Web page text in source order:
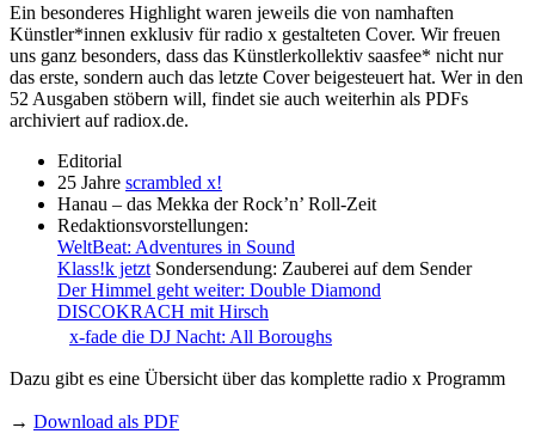
Ein besonderes Highlight waren jeweils die von namhaften
Künstler*innen exklusiv für radio x gestalteten Cover. Wir freuen
uns ganz besonders, dass das Künstlerkollektiv saasfee* nicht nur
das erste, sondern auch das letzte Cover beigesteuert hat. Wer in den
52 Ausgaben stöbern will, findet sie auch weiterhin als PDFs
archiviert auf radiox.de.
Editorial
25 Jahre scrambled x!
Hanau – das Mekka der Rock’n’ Roll-Zeit
Redaktionsvorstellungen:
WeltBeat: Adventures in Sound
Klass!k jetzt Sondersendung: Zauberei auf dem Sender
Der Himmel geht weiter: Double Diamond
DISCOKRACH mit Hirsch
x-fade die DJ Nacht: All Boroughs
Dazu gibt es eine Übersicht über das komplette radio x Programm
→ Download als PDF